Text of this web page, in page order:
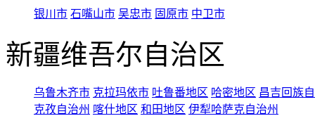
银川市 石嘴山市 吴忠市 固原市 中卫市
新疆维吾尔自治区
乌鲁木齐市 克拉玛依市 吐鲁番地区 哈密地区 昌吉回族
克孜自治州 喀什地区 和田地区 伊犁哈萨克自治州